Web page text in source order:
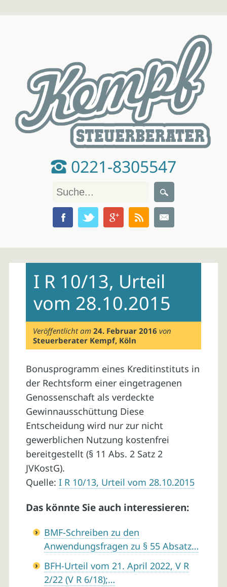
0221-8305547
contentI R 10/13, Urteil
vom 28.10.2015
Veröffentlicht am24. Februar 2016 von
Steuerberater Kempf, Köln
Bonusprogramm eines Kreditinstituts in
der Rechtsform einer eingetragenen
Genossenschaft als verdeckte
Gewinnausschüttung Diese
Entscheidung wird nur zur nicht
gewerblichen Nutzung kostenfrei
bereitgestellt (§ 11 Abs. 2 Satz 2
JVKostG).
Quelle: I R 10/13, Urteil vom 28.10.2015
Das könnte Sie auch interessieren:
BMF-Schreiben zu den
Anwendungsfragen zu § 55 Absatz…
BFH-Urteil vom 21. April 2022, V R
2/22 (V R 6/18);…